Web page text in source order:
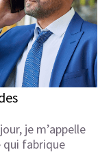
je m’appelle
qui fabrique